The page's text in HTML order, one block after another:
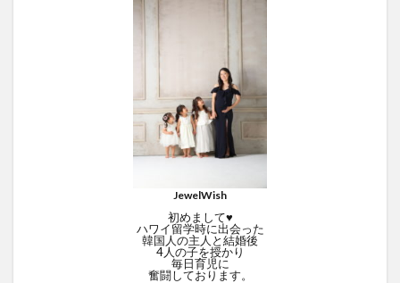
JewelWish
初めまして♥
ハワイ留学時に出会った
韓国人の主人と結婚後
4人の子を授かり
毎日育児に
奮闘しております。